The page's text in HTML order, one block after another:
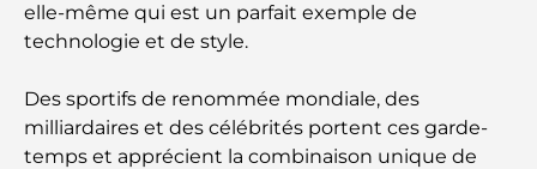
elle-même qui est un parfait exemple de
technologie et de style.
Des sportifs de renommée mondiale, des
milliardaires et des célébrités portent ces garde-
temps et apprécient la combinaison unique de